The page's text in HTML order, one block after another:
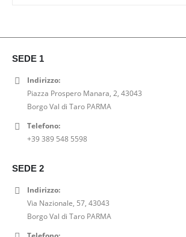
SEDE 1
Indirizzo:
Piazza Prospero Manara, 2, 43043
Borgo Val di Taro PARMA
Telefono:
+39 389 548 5598
SEDE 2
Indirizzo:
Via Nazionale, 57, 43043
Borgo Val di Taro PARMA